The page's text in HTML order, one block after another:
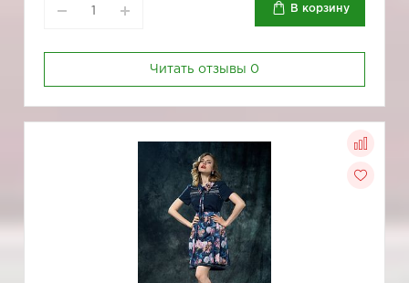
В корзину
Читать отзывы 0